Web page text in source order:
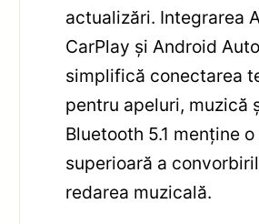
actualizări. Integrarea
CarPlay și Android
simplifică conectarea
pentru apeluri, muzică
Bluetooth 5.1 menține
superioară a
redarea muzicală.